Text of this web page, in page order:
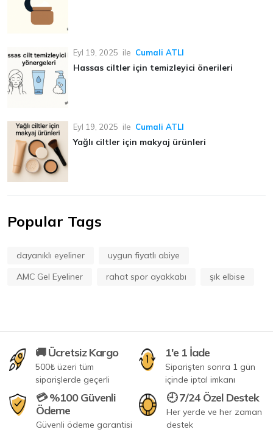
Eyl 19, 2025 ile Cumali ATLI
Hassas ciltler için temizleyici önerileri
Eyl 19, 2025 ile Cumali ATLI
Yağlı ciltler için makyaj ürünleri
Popular Tags
dayanıklı eyeliner
uygun fiyatlı abiye
AMC Gel Eyeliner
rahat spor ayakkabı şık elbise
🚚 Ücretsiz Kargo
500₺ üzeri tüm
siparişlerde geçerli
1'e 1 İade
Siparişten sonra 1 gün
içinde iptal imkanı
💳 %100 Güvenli
Ödeme
Güvenli ödeme garantisi
🕘 7/24 Özel Destek
Her yerde ve her zaman
destek